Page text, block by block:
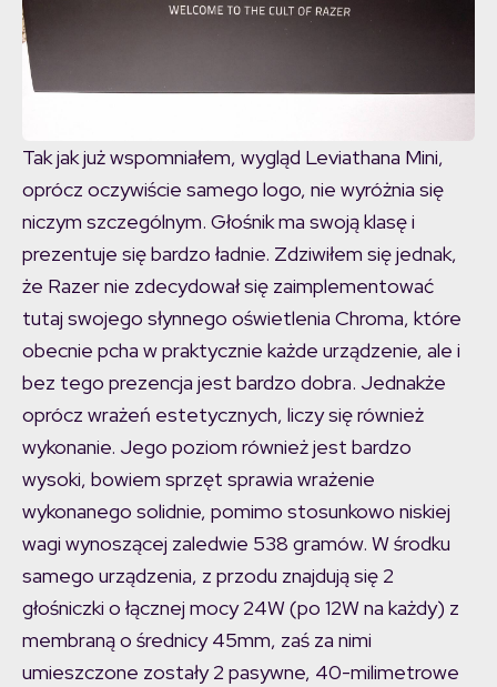
Tak jak już wspomniałem, wygląd Leviathana Mini,
oprócz oczywiście samego logo, nie wyróżnia się
niczym szczególnym. Głośnik ma swoją klasę i
prezentuje się bardzo ładnie. Zdziwiłem się jednak,
że Razer nie zdecydował się zaimplementować
tutaj swojego słynnego oświetlenia Chroma, które
obecnie pcha w praktycznie każde urządzenie, ale i
bez tego prezencja jest bardzo dobra. Jednakże
oprócz wrażeń estetycznych, liczy się również
wykonanie. Jego poziom również jest bardzo
wysoki, bowiem sprzęt sprawia wrażenie
wykonanego solidnie, pomimo stosunkowo niskiej
wagi wynoszącej zaledwie 538 gramów. W środku
samego urządzenia, z przodu znajdują się 2
głośniczki o łącznej mocy 24W (po 12W na każdy) z
membraną o średnicy 45mm, zaś za nimi
umieszczone zostały 2 pasywne, 40-milimetrowe